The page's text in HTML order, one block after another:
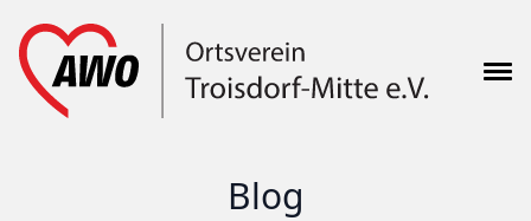
Blog